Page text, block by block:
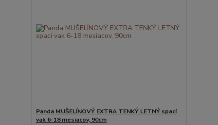
Panda MUŠELÍNOVÝ EXTRA TENKÝ LETNÝ spací
vak 6-18 mesiacov, 90cm